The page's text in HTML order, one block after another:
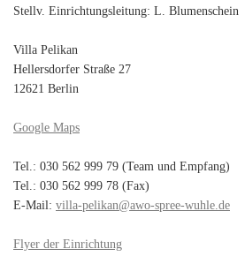
Stellv. Einrichtungsleitung: L. Blumenschein
Villa Pelikan
Hellersdorfer Straße 27
12621 Berlin
Google Maps
Tel.: 030 562 999 79 (Team und Empfang)
Tel.: 030 562 999 78 (Fax)
E-Mail: villa-pelikan@awo-spree-wuhle.de
Flyer der Einrichtung